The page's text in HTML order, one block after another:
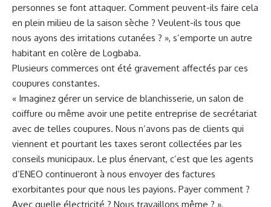
⁤personnes se font ‌attaquer. Comment peuvent-ils faire cela
en ‌plein milieu de la saison sèche ? Veulent-ils tous que​
nous ayons‍ des ‌irritations cutanées ? », s’emporte un autre‌
habitant en colère de Logbaba.
Plusieurs commerces ont été gravement affectés par ces
coupures constantes.
« Imaginez ⁤ gérer ​ un service de blanchisserie, un ⁤salon de
coiffure ou même avoir une petite entreprise de secrétariat
avec de telles coupures. Nous ‍n’avons pas de clients qui
viennent et pourtant​ les taxes ‍seront collectées par les
conseils ⁢municipaux. Le ‌plus énervant, c’est que les agents
d’ENEO continueront ‌à nous envoyer des factures‌
exorbitantes pour que⁤ nous les payions. Payer comment ?
Avec quelle ‍électricité ‌? Nous travaillons même ? »,